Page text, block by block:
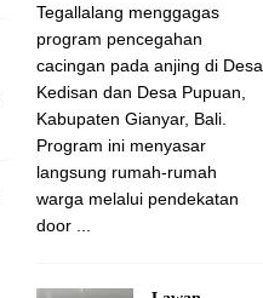
Tegallalang menggagas
program pencegahan
cacingan pada anjing di Desa
Kedisan dan Desa Pupuan,
Kabupaten Gianyar, Bali.
Program ini menyasar
langsung rumah-rumah
warga melalui pendekatan
door